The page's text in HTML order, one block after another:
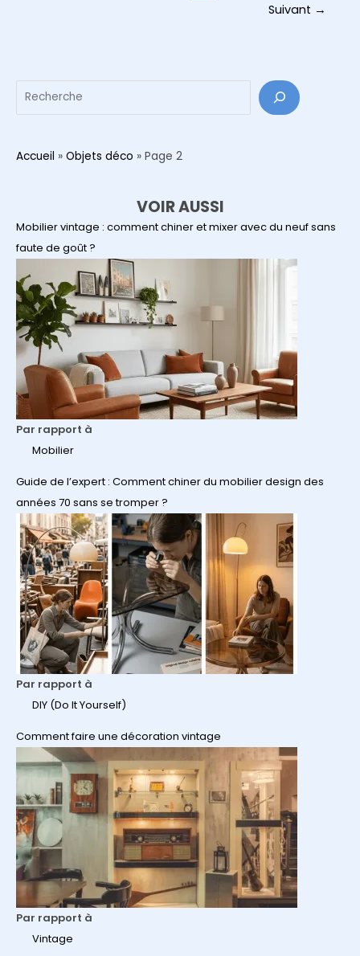
chiner
Suivant →
Accueil » Objets déco » Page 2
VOIR AUSSI
Mobilier vintage : comment chiner et mixer avec du neuf sans
faute de goût ?
Par rapport à
Mobilier
Guide de l’expert : Comment chiner du mobilier design des
années 70 sans se tromper ?
Par rapport à
DIY (Do It Yourself)
Comment faire une décoration vintage
Par rapport à
Vintage